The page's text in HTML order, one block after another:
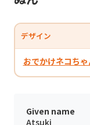
デザイン
おでかけネコち
Given name
Atsuki